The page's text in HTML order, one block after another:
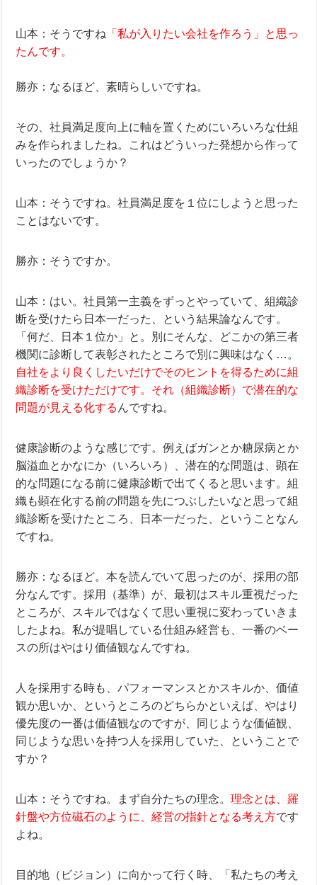
山本：そうですね 「私が入りたい会社を作ろう」と思っ
たんです。
勝亦：なるほど、素晴らしいですね。
その、社員満足度向上に軸を置くためにいろいろな仕組
みを作られましたね。これはどういった発想から作って
いったのでしょうか？
山本：そうですね。社員満足度を１位にしようと思った
ことはないです。
勝亦：そうですか。
山本：はい。社員第一主義をずっとやっていて、組織診
断を受けたら日本一だった、という結果論なんです。
「何だ、日本１位か」と。別にそんな、どこかの第三者
機関に診断して表彰されたところで別に興味はなく…。
自社をより良くしたいだけでそのヒントを得るために組
織診断を受けただけです。それ（組織診断）で潜在的な
問題が見える化する んですね。
健康診断のような感じです。例えばガンとか糖尿病とか
脳溢血とかなにか（いろいろ）、潜在的な問題は、顕在
的な問題になる前に健康診断で出てくると思います。 組
織も顕在化する前の問題を先につぶしたいなと思って組
織診断を受けたところ、日本一だった、ということなん
ですね。
勝亦：なるほど。本を読んでいて思ったのが、採用の部
分なんです。 採用（基準）が、最初はスキル重視だった
ところが、スキルではなくて思い重視に変わっていきま
したよね。私が提唱している仕組み経営も、一番のベー
スの所はやはり価値観なんですね。
人を採用する時も、パフォーマンスとかスキルか、価値
観か思いか、というところのどちらかといえば、やはり
優先度の一番は価値観なのですが、同じような価値観、
同じような思いを持つ人を採用していた、ということで
すか？
山本：そうですね。まず自分たちの理念。 理念とは、羅
針盤や方位磁石のように、経営の指針となる考え方です
よね。
目的地（ビジョン）に向かって行く時、「私たちの考え